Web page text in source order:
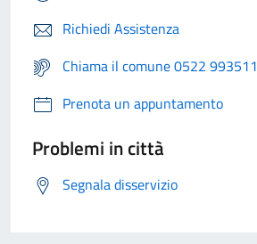
Richiedi Assistenza
Chiama il comune 0522 993511
Prenota un appuntamento
Problemi in città
Segnala disservizio